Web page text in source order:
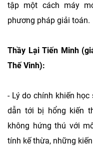
tập một cách máy
phương pháp giải toán.
Thầy Lại Tiến Minh
Thế Vinh):
- Lý do chính khiến
dẫn tới bị hổng kiến
không hứng thú với
tính kế thừa, những